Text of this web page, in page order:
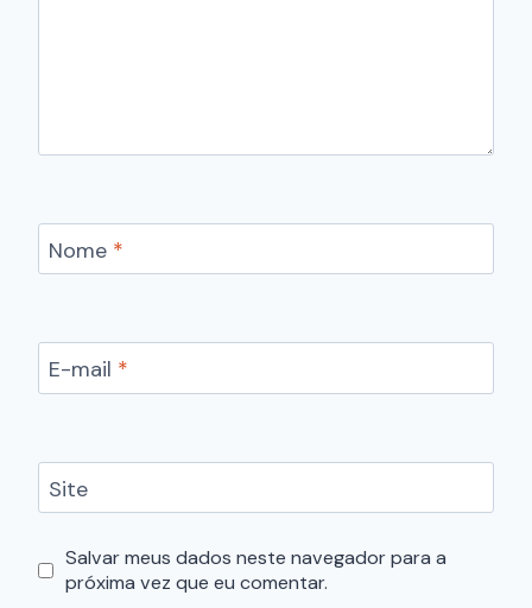
Nome *
E-mail *
Site
Salvar meus dados neste navegador para a
próxima vez que eu comentar.